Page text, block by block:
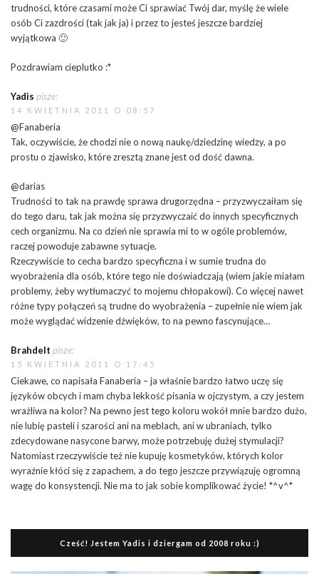
trudności, które czasami może Ci sprawiać Twój dar, myślę że wiele
osób Ci zazdrości (tak jak ja) i przez to jesteś jeszcze bardziej
wyjątkowa 🙂
Pozdrawiam cieplutko :*
Yadis pisze:
14 KWIETNIA 2011 O 08:57
@Fanaberia
Tak, oczywiście, że chodzi nie o nową naukę/dziedzinę wiedzy, a po
prostu o zjawisko, które zresztą znane jest od dość dawna.
@darias
Trudności to tak na prawdę sprawa drugorzędna – przyzwyczaiłam się
do tego daru, tak jak można się przyzwyczaić do innych specyficznych
cech organizmu. Na co dzień nie sprawia mi to w ogóle problemów,
raczej powoduje zabawne sytuacje.
Rzeczywiście to cecha bardzo specyficzna i w sumie trudna do
wyobrażenia dla osób, które tego nie doświadczają (wiem jakie miałam
problemy, żeby wytłumaczyć to mojemu chłopakowi). Co więcej nawet
różne typy połączeń są trudne do wyobrażenia – zupełnie nie wiem jak
może wyglądać widzenie dźwięków, to na pewno fascynujące…
Brahdelt pisze:
15 KWIETNIA 2011 O 17:45
Ciekawe, co napisała Fanaberia – ja właśnie bardzo łatwo uczę się
języków obcych i mam chyba lekkość pisania w ojczystym, a czy jestem
wrażliwa na kolor? Na pewno jest tego koloru wokół mnie bardzo dużo,
nie lubię pasteli i szarości ani na meblach, ani w ubraniach, tylko
zdecydowane nasycone barwy, może potrzebuję dużej stymulacji?
Natomiast rzeczywiście też nie kupuję kosmetyków, których kolor
wyraźnie kłóci się z zapachem, a do tego jeszcze przywiązuję ogromną
wagę do konsystencji. Nie ma to jak sobie komplikować życie! *^v^*
Cześć! Jestem Yadis i dziergam od 2008 roku :)